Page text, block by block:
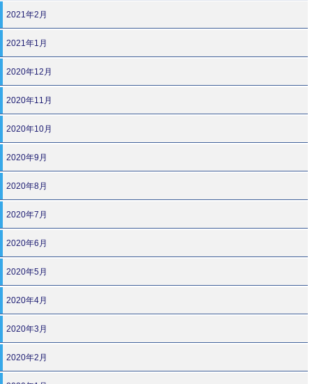
2021年2月
2021年1月
2020年12月
2020年11月
2020年10月
2020年9月
2020年8月
2020年7月
2020年6月
2020年5月
2020年4月
2020年3月
2020年2月